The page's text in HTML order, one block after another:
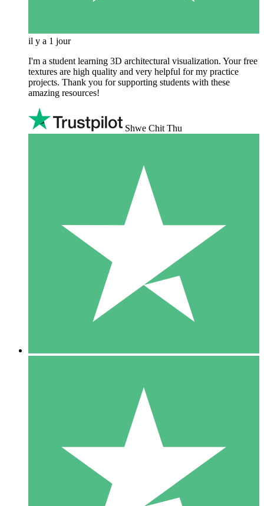
il y a 1 jour
I'm a student learning 3D architectural visualization. Your free
textures are high quality and very helpful for my practice
projects. Thank you for supporting students with these
amazing resources!
Shwe Chit Thu